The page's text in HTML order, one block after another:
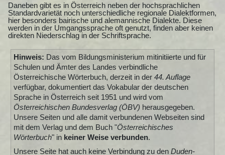
Daneben gibt es in Österreich neben der hochsprachlichen
Standardvarietät noch unterschiedliche regionale Dialektformen,
hier besonders bairische und alemannische Dialekte. Diese
werden in der Umgangssprache oft genutzt, finden aber keinen
direkten Niederschlag in der Schriftsprache.
Hinweis: Das vom Bildungsministerium mitinitiierte und für
Schulen und Ämter des Landes verbindliche
Österreichische Wörterbuch, derzeit in der 44. Auflage
verfügbar, dokumentiert das Vokabular der deutschen
Sprache in Österreich seit 1951 und wird vom
Österreichischen Bundesverlag (ÖBV) herausgegeben.
Unsere Seiten und alle damit verbundenen Webseiten sind
mit dem Verlag und dem Buch "Österreichisches
Wörterbuch" in keiner Weise verbunden.
Unsere Seite hat auch keine Verbindung zu den Duden-